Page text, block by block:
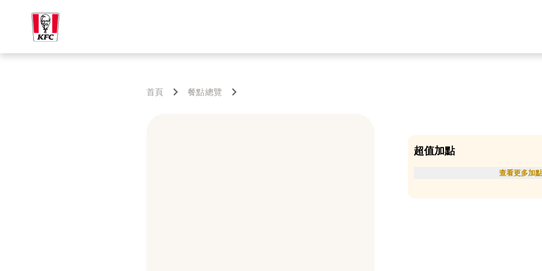
首頁 餐點總覽
超值加點
查看更多加